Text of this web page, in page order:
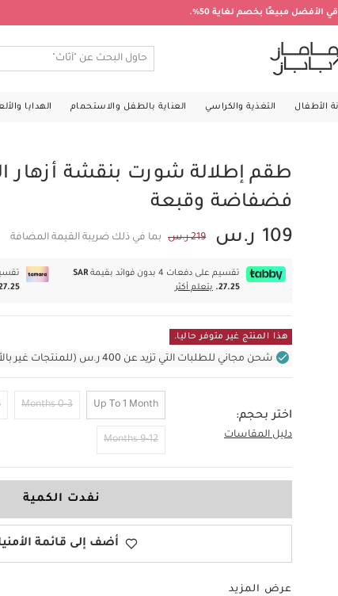
الأفضل مبيعًا بخصم لغاية 50%.
الأطفال التغذية والكراسي العناية بالطفل والاستحمام الهدايا
طقم إطلالة شورت بنقشة أزهار
فضفاضة وقبعة
109 ر.س
219 ر.س بما في ذلك ضريبة القيمة المضافة
تقسيم على دفعات 4 بدون فوائد بقيمة
SAR
27.25.
يتعلم أكثر
تقسيم
هذا المنتج غير متوفر حاليا.
شحن مجاني للطلبات التي تزيد عن 400 ر.س (للمنتجات غير بالأثاث فقط)
اختر بحجم:
دليل المقاسات
Up To 1 Month
0-3 Months
9-12 Months 6-9 Months
نفدت الكمية
أضف إلى قائمة
عرض المزيد